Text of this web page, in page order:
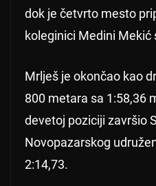
dok je četvrto mesto
koleginici Medini Mekić
Mrlješ je okončao kao
800 metara sa 1:58,36
devetoj poziciji završio
Novopazarskog
2:14,73.